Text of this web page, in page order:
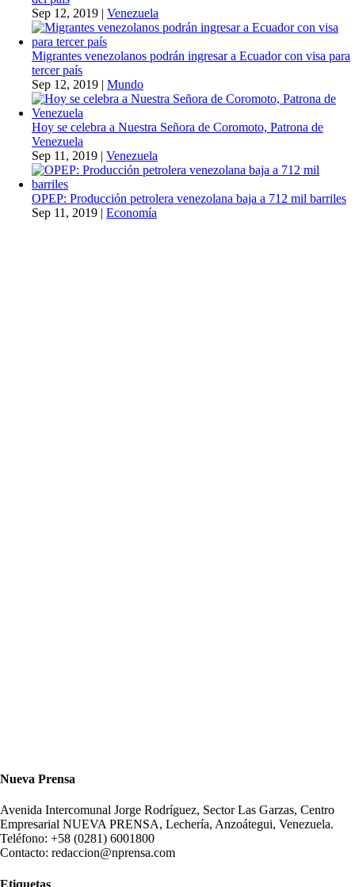
Sep 12, 2019 | Venezuela
Migrantes venezolanos podrán ingresar a Ecuador con visa para
tercer país
Sep 12, 2019 | Mundo
Hoy se celebra a Nuestra Señora de Coromoto, Patrona de
Venezuela
Sep 11, 2019 | Venezuela
OPEP: Producción petrolera venezolana baja a 712 mil barriles
Sep 11, 2019 | Economía
Nueva Prensa
Avenida Intercomunal Jorge Rodríguez, Sector Las Garzas, Centro
Empresarial NUEVA PRENSA, Lechería, Anzoátegui, Venezuela.
Teléfono: +58 (0281) 6001800
Contacto: redaccion@nprensa.com
Etiquetas